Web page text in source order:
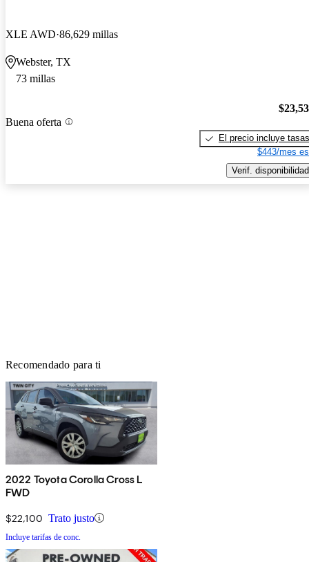
XLE AWD 86,629 millas
Webster, TX
73 millas
Buena oferta
El precio incluye tasas
$443/mes
Verif. disponibilidad
Recomendado para ti
2022 Toyota Corolla Cross L
FWD
$22,100 Trato justo
Incluye tarifas de conc.